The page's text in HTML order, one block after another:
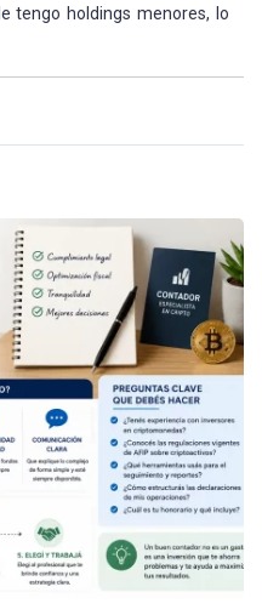
tengo holdings menores, lo